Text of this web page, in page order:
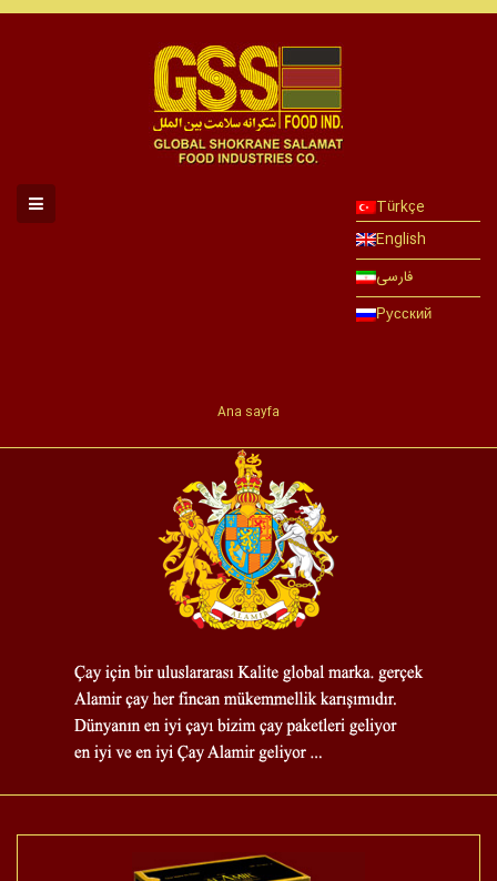
Türkçe
English
فارسی
Русский
Ana sayfa